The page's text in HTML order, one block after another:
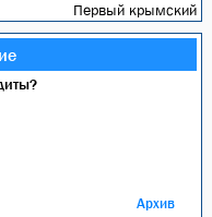
Первый крымский
Архив